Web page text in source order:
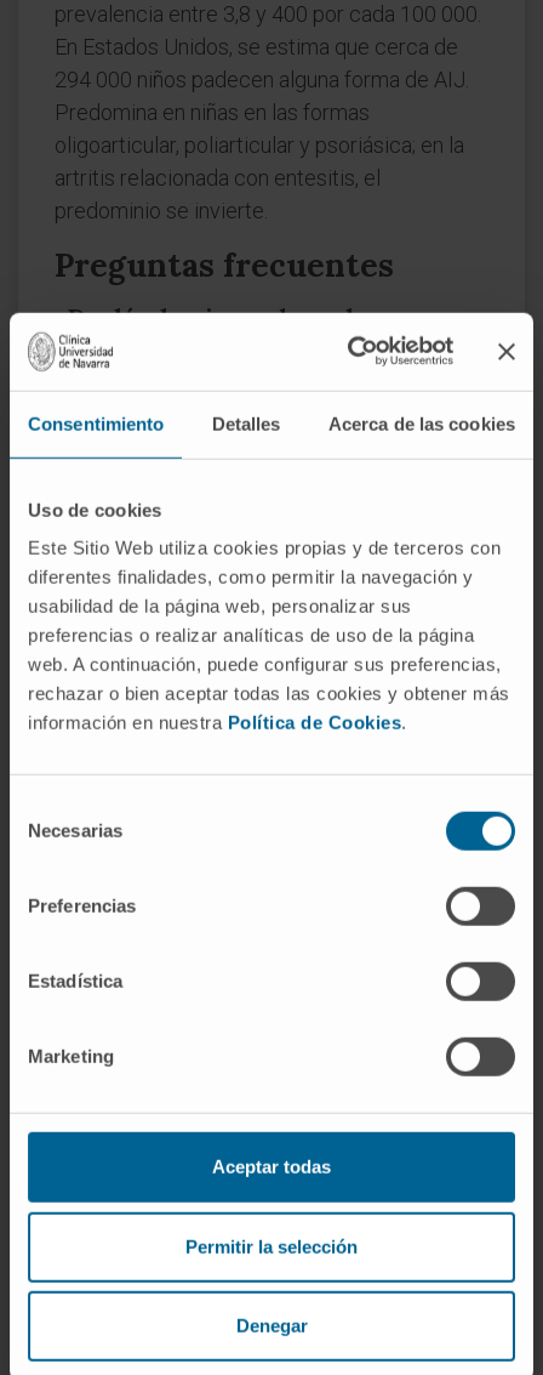
Consentimiento Detalles Acerca de las cookies
Uso de cookies
Este Sitio Web utiliza cookies propias y de terceros con
diferentes finalidades, como permitir la navegación y
usabilidad de la página web, personalizar sus
preferencias o realizar analíticas de uso de la página
web. A continuación, puede configurar sus preferencias,
rechazar o bien aceptar todas las cookies y obtener más
información en nuestra Política de Cookies.
Necesarias
Preferencias
Estadística
Marketing
Aceptar todas
Permitir la selección
Denegar
prevalencia entre 3,8 y 400 por cada 100 000.
En Estados Unidos, se estima que cerca de
294 000 niños padecen alguna forma de AIJ.
Predomina en niñas en las formas
oligoarticular, poliarticular y psoriásica; en la
artritis relacionada con entesitis, el
predominio se invierte.
Preguntas frecuentes
¿De dónde viene el nombre
"artritis juvenil crónica"?
Del griego árthron ("articulación") y el sufijo -
itis ("inflamación"), combinados con los
adjetivos latinos juvenilis ("propio de la
duración"). La EULAR lo adoptó para las artritis
infantiles de más de tres meses de evolución
sin causa conocida.
¿Es lo mismo artritis juvenil
crónica que artritis reumatoide
juvenil?
pretendían nombrar el mismo grupo de
enfermedades. "Artritis juvenil crónica" era la
reumatoide juvenil", la estadounidense (ACR).
todo, y ninguna de las dos fórmulas abarcaba
Por eso la ILAR propuso en 1995 el término
unificador "artritis idiopática juvenil", que es el
que se utiliza actualmente en la literatura
¿Quién describió por primera vez
esta enfermedad?
George Frederic Still, en 1897, en un trabajo
Street Hospital de Londres. Still documentó